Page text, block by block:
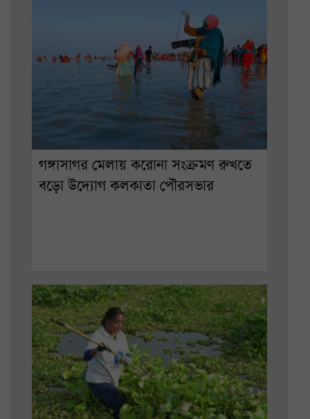
গঙ্গাসাগর মেলায় করোনা সংক্রমণ রুখতে
বড়ো উদ্যোগ কলকাতা পৌরসভার